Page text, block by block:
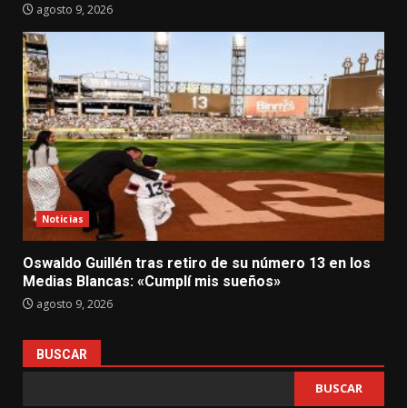
agosto 9, 2026
Noticias
Oswaldo Guillén tras retiro de su número 13 en los
Medias Blancas: «Cumplí mis sueños»
agosto 9, 2026
BUSCAR
BUSCAR